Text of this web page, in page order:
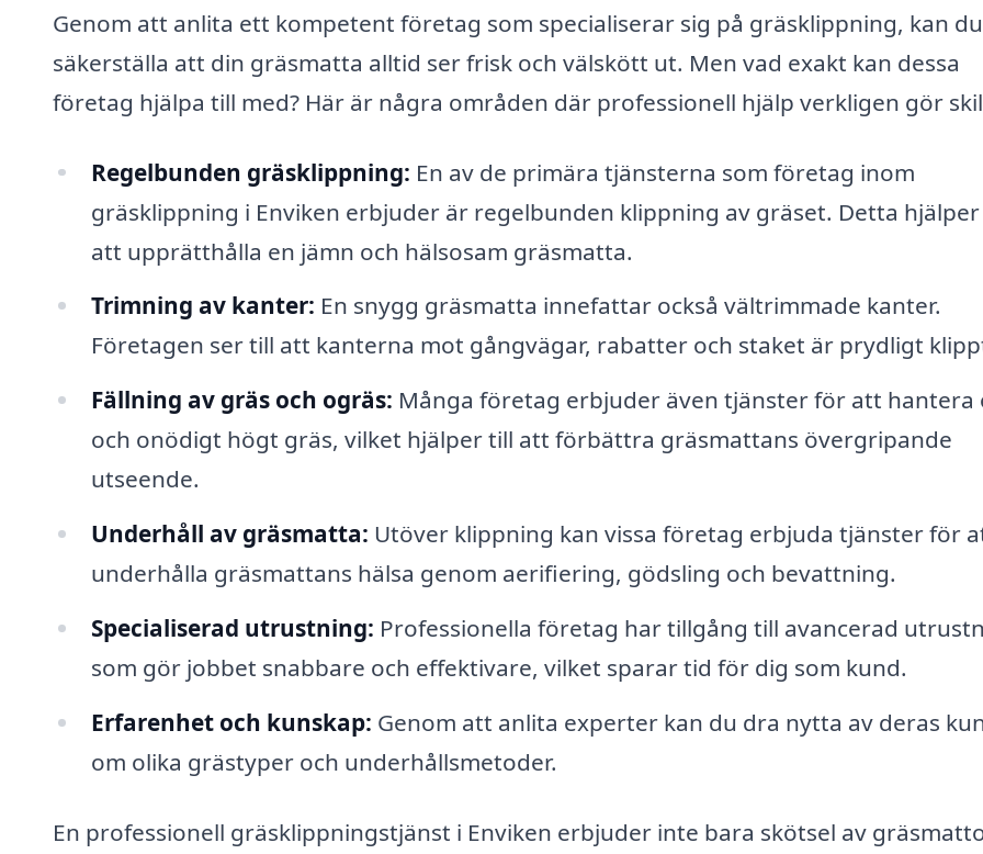
Genom att anlita ett kompetent företag som specialiserar sig på gräsklippning, kan du
säkerställa att din gräsmatta alltid ser frisk och välskött ut. Men vad exakt kan dessa
företag hjälpa till med? Här är några områden där professionell hjälp verkligen gör
Regelbunden gräsklippning: En av de primära tjänsterna som företag inom
gräsklippning i Enviken erbjuder är regelbunden klippning av gräset. Detta
att upprätthålla en jämn och hälsosam gräsmatta.
Trimning av kanter: En snygg gräsmatta innefattar också vältrimmade kanter.
Företagen ser till att kanterna mot gångvägar, rabatter och staket är prydligt
Fällning av gräs och ogräs: Många företag erbjuder även tjänster för att hantera
och onödigt högt gräs, vilket hjälper till att förbättra gräsmattans övergripande
utseende.
Underhåll av gräsmatta: Utöver klippning kan vissa företag erbjuda tjänster för
underhålla gräsmattans hälsa genom aerifiering, gödsling och bevattning.
Specialiserad utrustning: Professionella företag har tillgång till avancerad
som gör jobbet snabbare och effektivare, vilket sparar tid för dig som kund.
Erfarenhet och kunskap: Genom att anlita experter kan du dra nytta av deras
om olika grästyper och underhållsmetoder.
En professionell gräsklippningstjänst i Enviken erbjuder inte bara skötsel av